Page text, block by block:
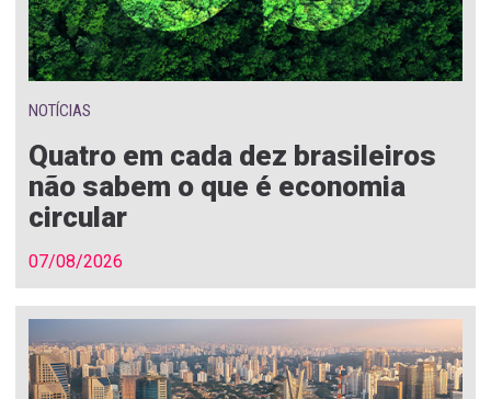
NOTÍCIAS
Quatro em cada dez brasileiros
não sabem o que é economia
circular
07/08/2026